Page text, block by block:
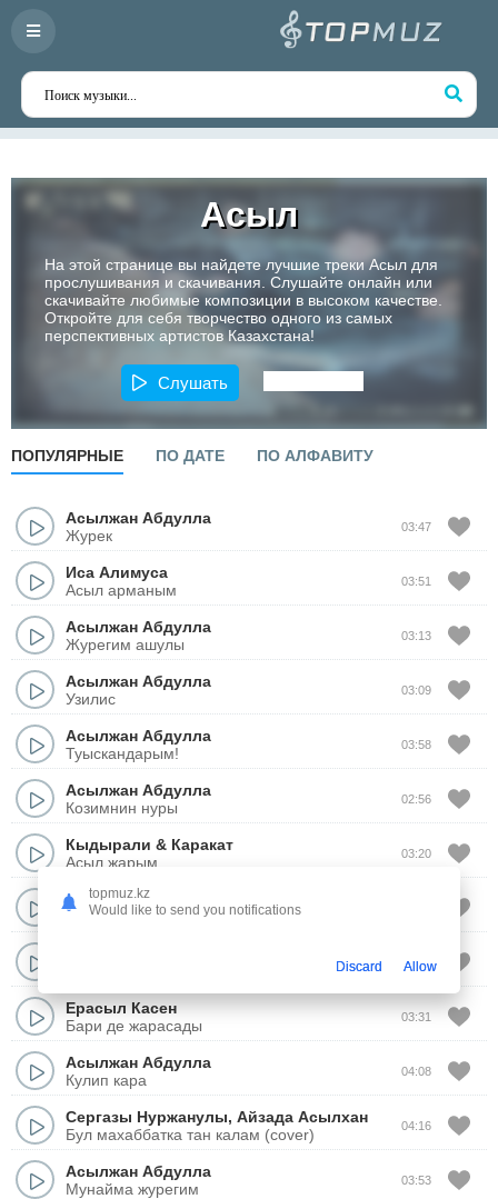
Асыл
На этой странице вы найдете лучшие треки Асыл для
прослушивания и скачивания. Слушайте онлайн или
скачивайте любимые композиции в высоком качестве.
Откройте для себя творчество одного из самых
перспективных артистов Казахстана!
Слушать
ПОПУЛЯРНЫЕ ПО ДАТЕ ПО АЛФАВИТУ
Асылжан Абдулла
Журек
03:47
Иса Алимуса
Асыл арманым
03:51
Асылжан Абдулла
Журегим ашулы
03:13
Асылжан Абдулла
Узилис
03:09
Асылжан Абдулла
Туыскандарым!
03:58
Асылжан Абдулла
Козимнин нуры
02:56
Кыдырали & Каракат
Асыл жарым
03:20
Нурмахан
Асыл ана
03:13
Ерасыл Касен
Бари де жарасады
03:31
Асылжан Абдулла
Кулип кара
04:08
Сергазы Нуржанулы, Айзада Асылхан
Бул махаббатка тан калам (cover)
04:16
Асылжан Абдулла
Мунайма журегим
03:53
topmuz.kz
Would like to send you notifications
Discard Allow